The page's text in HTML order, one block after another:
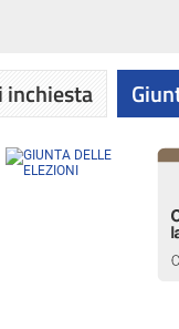
inchiesta